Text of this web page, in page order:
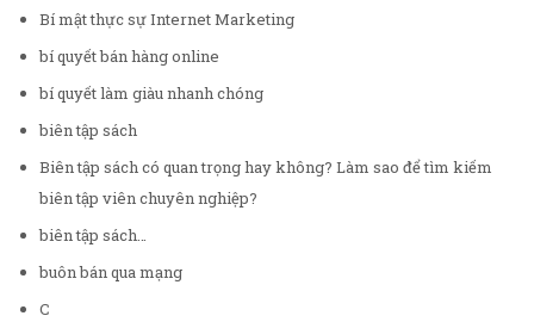
Bí mật thực sự Internet Marketing
bí quyết bán hàng online
bí quyết làm giàu nhanh chóng
biên tập sách
Biên tập sách có quan trọng hay không? Làm sao để tìm kiếm
biên tập viên chuyên nghiệp?
biên tập sách…
buôn bán qua mạng
C